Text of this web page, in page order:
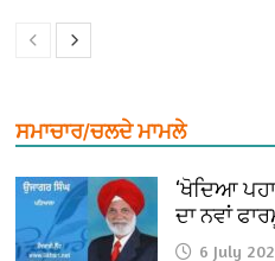
ਸਮਾਚਾਰ/ਚਲਦੇ ਮਾਮਲੇ
‘ਖੋਦਿਆ
ਦਾ ਨਵਾਂ
6 July